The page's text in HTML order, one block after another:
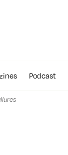
Podcast